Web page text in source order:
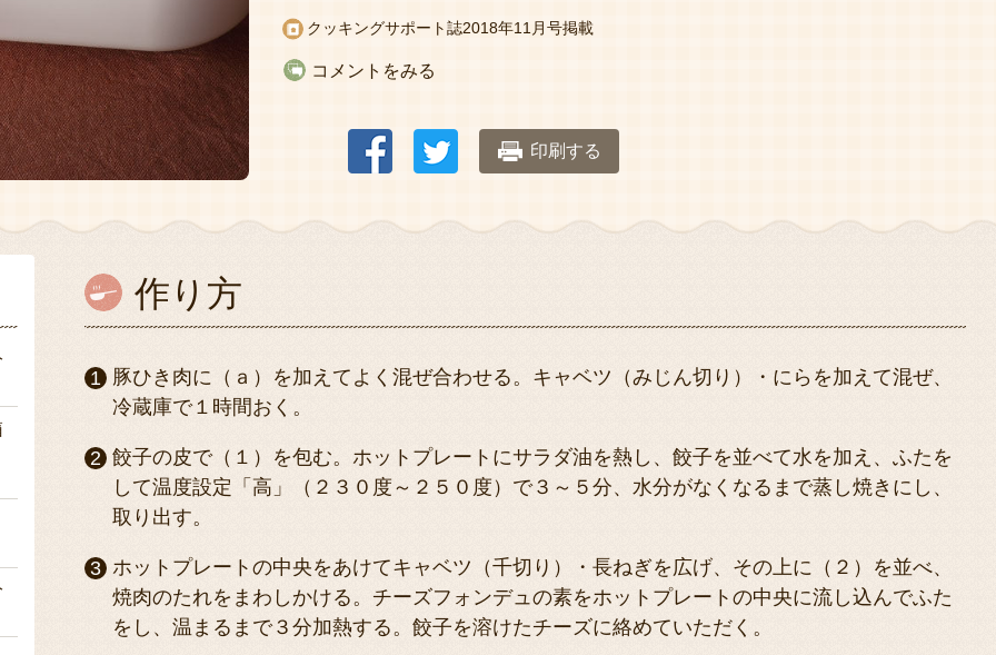
クッキングサポート誌2018年11月号掲載
コメントをみる
印刷する
作り方
豚ひき肉に（ａ）を加えてよく混ぜ合わせる。キャベツ（みじん切り）・にらを加えて混ぜ、
冷蔵庫で１時間おく。
餃子の皮で（１）を包む。ホットプレートにサラダ油を熱し、餃子を並べて水を加え、ふたを
して温度設定「高」（２３０度～２５０度）で３～５分、水分がなくなるまで蒸し焼きにし、
取り出す。
ホットプレートの中央をあけてキャベツ（千切り）・長ねぎを広げ、その上に（２）を並べ、
焼肉のたれをまわしかける。チーズフォンデュの素をホットプレートの中央に流し込んでふた
をし、温まるまで３分加熱する。餃子を溶けたチーズに絡めていただく。